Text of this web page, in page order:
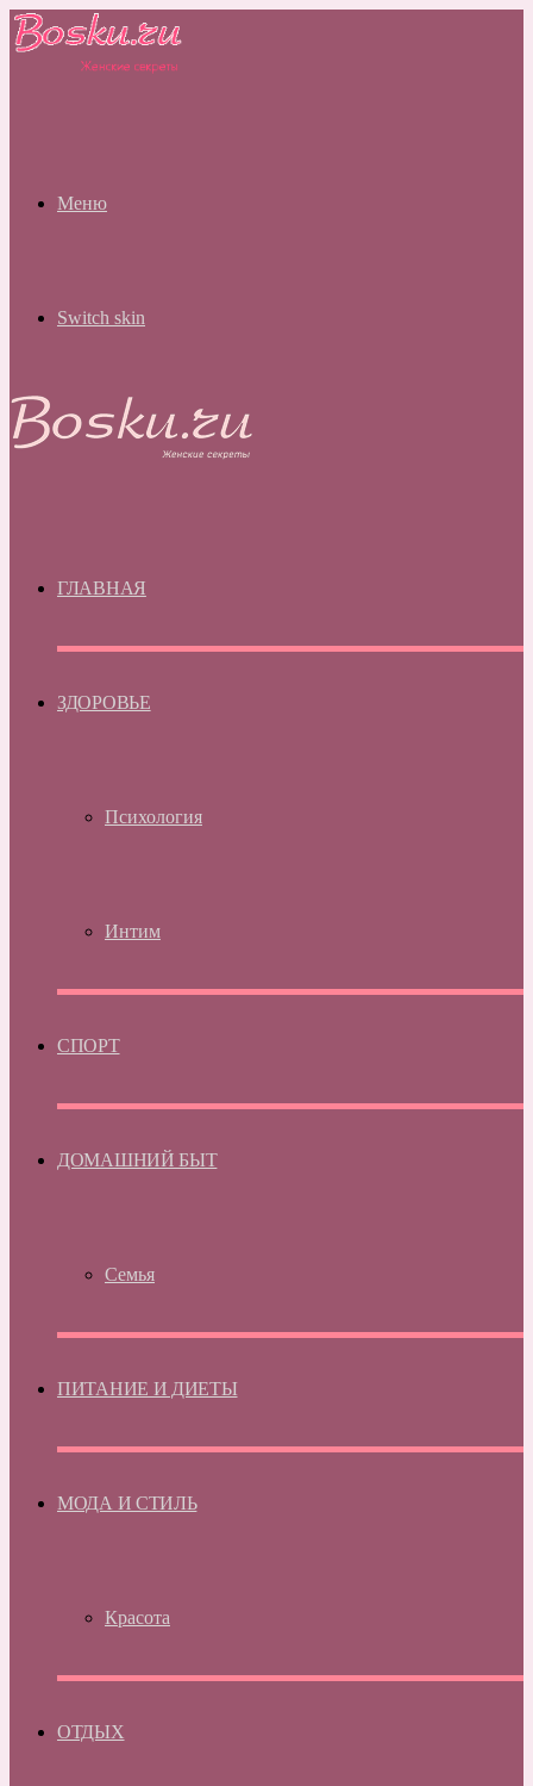
Меню
Switch skin
ГЛАВНАЯ
ЗДОРОВЬЕ
Психология
Интим
СПОРТ
ДОМАШНИЙ БЫТ
Семья
ПИТАНИЕ И ДИЕТЫ
МОДА И СТИЛЬ
Красота
ОТДЫХ